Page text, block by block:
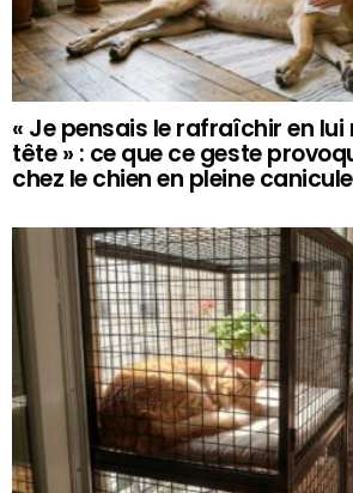
« Je pensais le rafraîchir en
tête » : ce que ce geste
chez le chien en pleine canicule